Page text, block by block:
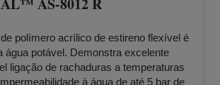
AS-8012 R
polímero acrílico de estireno flexível é
água potável. Demonstra excelente
ligação de rachaduras a temperaturas
à água de até 5 bar de